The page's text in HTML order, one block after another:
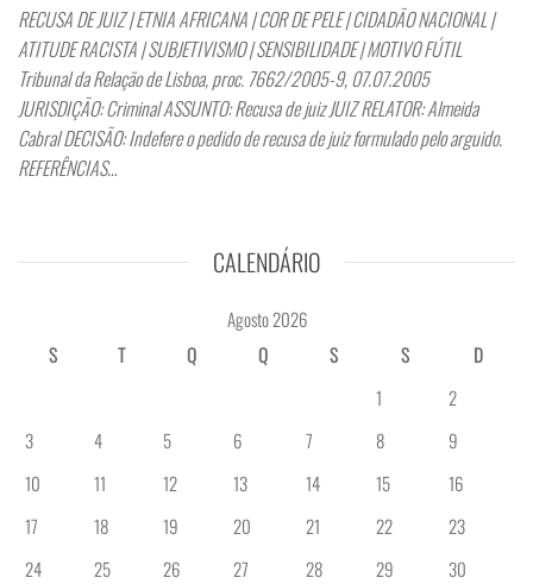
RECUSA DE JUIZ | ETNIA AFRICANA | COR DE PELE | CIDADÃO NACIONAL |
ATITUDE RACISTA | SUBJETIVISMO | SENSIBILIDADE | MOTIVO FÚTIL
Tribunal da Relação de Lisboa, proc. 7662/2005-9, 07.07.2005
JURISDIÇÃO: Criminal ASSUNTO: Recusa de juiz JUIZ RELATOR: Almeida
Cabral DECISÃO: Indefere o pedido de recusa de juiz formulado pelo arguido.
REFERÊNCIAS…
CALENDÁRIO
Agosto 2026
S
T Q Q S S
D
1
2
3
4 5 6 7 8
9
10
11 12 13 14 15
16
17
18 19 20 21 22
23
24
25 26 27 28 29
30